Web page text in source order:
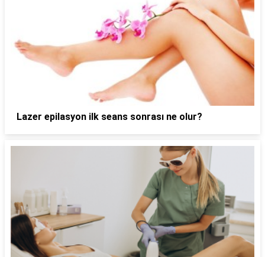
Lazer epilasyon ilk seans sonrası ne olur?